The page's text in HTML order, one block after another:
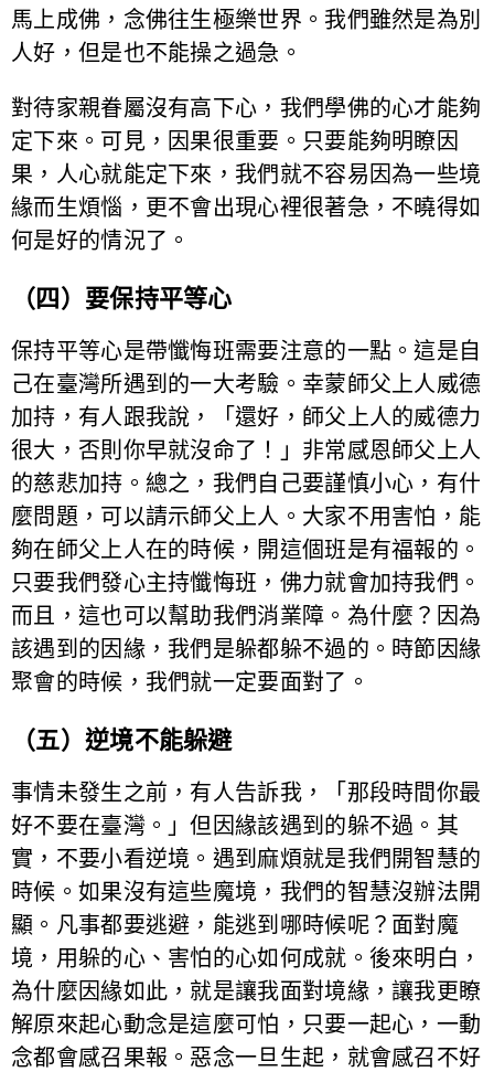
馬上成佛，念佛往生極樂世界。我們雖然是為別
人好，但是也不能操之過急。
對待家親眷屬沒有高下心，我們學佛的心才能夠
定下來。可見，因果很重要。只要能夠明瞭因
果，人心就能定下來，我們就不容易因為一些境
緣而生煩惱，更不會出現心裡很著急，不曉得如
何是好的情況了。
（四）要保持平等心
保持平等心是帶懺悔班需要注意的一點。這是自
己在臺灣所遇到的一大考驗。幸蒙師父上人威德
加持，有人跟我說，「還好，師父上人的威德力
很大，否則你早就沒命了！」非常感恩師父上人
的慈悲加持。總之，我們自己要謹慎小心，有什
麼問題，可以請示師父上人。大家不用害怕，能
夠在師父上人在的時候，開這個班是有福報的。
只要我們發心主持懺悔班，佛力就會加持我們。
而且，這也可以幫助我們消業障。為什麼？因為
該遇到的因緣，我們是躲都躲不過的。時節因緣
聚會的時候，我們就一定要面對了。
（五）逆境不能躲避
事情未發生之前，有人告訴我，「那段時間你最
好不要在臺灣。」但因緣該遇到的躲不過。其
實，不要小看逆境。遇到麻煩就是我們開智慧的
時候。如果沒有這些魔境，我們的智慧沒辦法開
顯。凡事都要逃避，能逃到哪時候呢？面對魔
境，用躲的心、害怕的心如何成就。後來明白，
為什麼因緣如此，就是讓我面對境緣，讓我更瞭
解原來起心動念是這麼可怕，只要一起心，一動
念都會感召果報。惡念一旦生起，就會感召不好